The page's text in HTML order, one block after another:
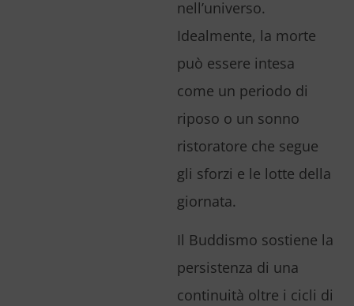
nell’universo.
Idealmente, la morte
può essere intesa
come un periodo di
riposo o un sonno
ristoratore che segue
gli sforzi e le lotte della
giornata.
Il Buddismo sostiene la
persistenza di una
continuità oltre i cicli di